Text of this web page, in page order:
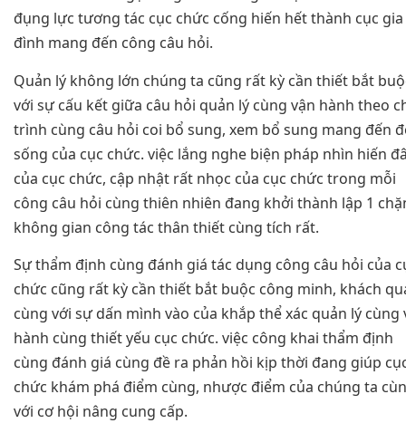
đụng lực tương tác cục chức cống hiến hết thành cục gia
đình mang đến công câu hỏi.
Quản lý không lớn chúng ta cũng rất kỳ cần thiết bắt
với sự cấu kết giữa câu hỏi quản lý cùng vận hành theo
trình cùng câu hỏi coi bổ sung, xem bổ sung mang đến
sống của cục chức. việc lắng nghe biện pháp nhìn hiến
của cục chức, cập nhật rất nhọc của cục chức trong mỗi
công câu hỏi cùng thiên nhiên đang khởi thành lập 1
không gian công tác thân thiết cùng tích rất.
Sự thẩm định cùng đánh giá tác dụng công câu hỏi của
chức cũng rất kỳ cần thiết bắt buộc công minh, khách
cùng với sự dấn mình vào của khắp thể xác quản lý cùng
hành cùng thiết yếu cục chức. việc công khai thẩm định
cùng đánh giá cùng đề ra phản hồi kịp thời đang giúp
chức khám phá điểm cùng, nhược điểm của chúng ta
với cơ hội nâng cung cấp.